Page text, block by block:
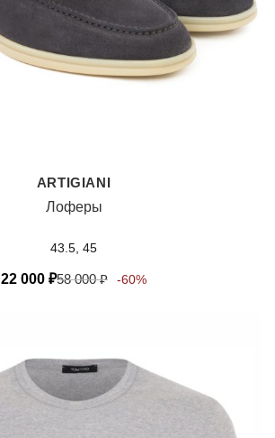
ARTIGIANI
Лоферы
43.5, 45
22 000 ₽58 000₽ -60%